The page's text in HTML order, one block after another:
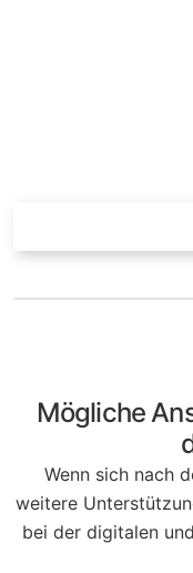
Mögliche
Wenn sich nach
weitere
bei der digitalen